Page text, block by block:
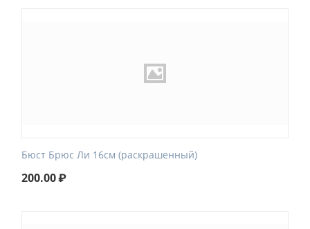
Бюст Брюс Ли 16см (раскрашенный)
200.00₽